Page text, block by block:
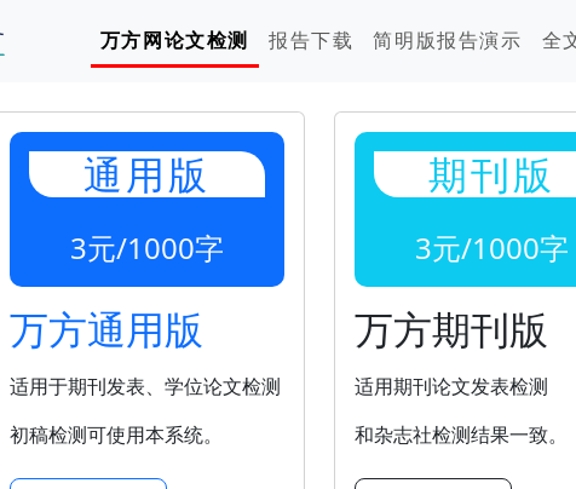
万方网论文检测 报告下载 简明版报告演示 全
通用版
3元/1000字
万方通用版
适用于期刊发表、学位论文检测
初稿检测可使用本系统。
期刊版
3元/1000字
万方期刊版
适用期刊论文发表检测
和杂志社检测结果一致。